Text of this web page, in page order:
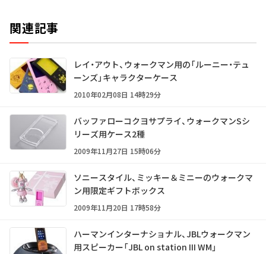
関連記事
レイ・アウト、ウォークマン用の「ルーニー・テュ
ーンズ」キャラクターケース
2010年02月08日 14時29分
バッファローコクヨサプライ、ウォークマンSシ
リーズ用ケース2種
2009年11月27日 15時06分
ソニースタイル、ミッキー＆ミニーのウォークマ
ン用限定ギフトボックス
2009年11月20日 17時58分
ハーマンインターナショナル、JBLウォークマン
用スピーカー「JBL on station III WM」